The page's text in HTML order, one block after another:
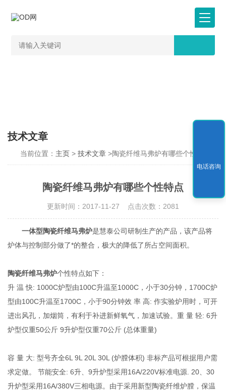
技术文章
当前位置： 主页 >技术文章 >陶瓷纤维马弗炉有哪些个性特点
陶瓷纤维马弗炉有哪些个性特点
更新时间：2017-11-27 点击次数：2081
一体型陶瓷纤维马弗炉是慧泰公司研制生产的产品，该产品将
炉体与控制部分做了*的整合，极大的降低了所占空间面积。
陶瓷纤维马弗炉个性特点如下：
升 温 快: 1000C炉型由100C升温至1000C，小于30分钟，1700C炉
型由100C升温至1700C，小于90分钟效 率 高: 作实验炉用时，可开
进出风孔，加烟筒，有利于补进新鲜氧气，加速试验。重 量 轻: 6升
炉型仅重50公斤 9升炉型仅重70公斤 (总体重量)
容 量 大: 型号齐全6L 9L 20L 30L (炉膛体积) 非标产品可根据用户需
求定做。 节能安全: 6升、9升炉型采用16A/220V标准电源. 20、30
升炉型采用16A/380V三相电源。由于采用新型陶瓷纤维炉膛，保温
电话咨询